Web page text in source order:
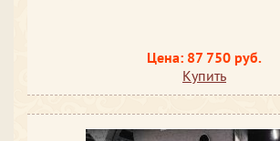
Цена: 87 750 руб.
Купить